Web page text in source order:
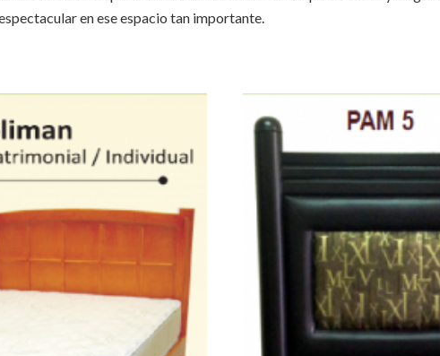
en ese espacio tan importante.